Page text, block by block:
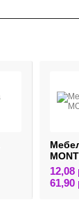
12,08
61,90